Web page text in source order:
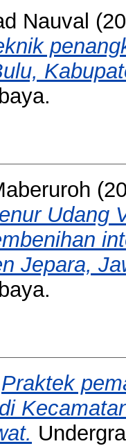
Nauval
Udang
Jepara,
Praktek